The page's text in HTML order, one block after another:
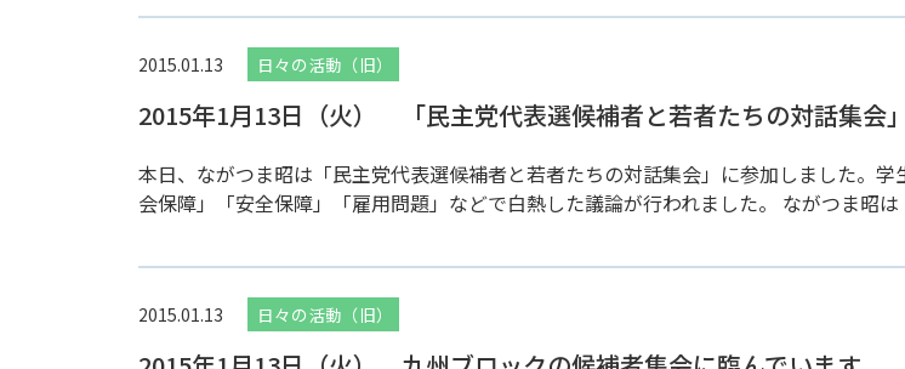
2015.01.13 日々の活動（旧）
2015年1月13日（火） 「民主党代表選候補者と若者たちの対話集会
本日、ながつま昭は「民主党代表選候補者と若者たちの対話集会」に参加しました。
会保障」「安全保障」「雇用問題」などで白熱した議論が行われました。 ながつま昭
2015.01.13 日々の活動（旧）